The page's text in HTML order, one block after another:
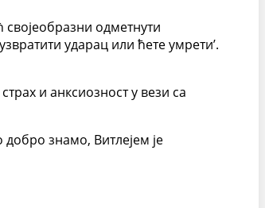
одметнути
ударац или ћете умрети’.
и анксиозност у вези са
знамо, Витлејем је